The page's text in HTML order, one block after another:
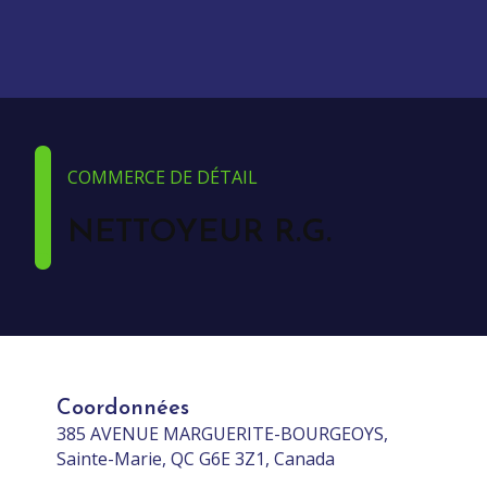
COMMERCE DE DÉTAIL
NETTOYEUR R.G.
Coordonnées
385 AVENUE MARGUERITE-BOURGEOYS,
Sainte-Marie, QC G6E 3Z1, Canada